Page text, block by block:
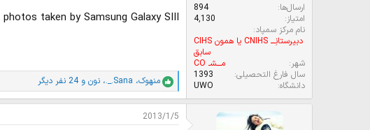
ارسال‌ها
894
امتیاز
4,130
نام مرکز سمپاد
دبیرستانِـــ CNIHS یا همون CIHS
سابق
شهر
مـــشـ CO
سال فارغ التحصیلی
1393
دانشگاه
UWO
photos taken by Samsung Galaxy SIII
ا
م
ت
ی
منهوک، ._.Sana، نون و 24 نفر دیگر
2013/1/5